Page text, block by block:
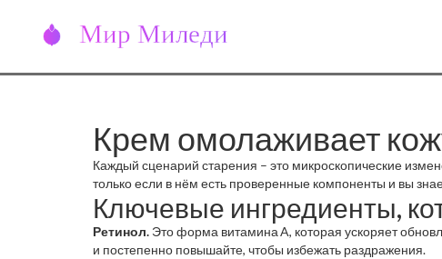
Крем омолаживает
Каждый сценарий старения – это микроскопические
только если в нём есть проверенные компоненты и вы
Ключевые ингредиенты,
Ретинол. Это форма витамина A, которая ускоряет
и постепенно повышайте, чтобы избежать раздражения.